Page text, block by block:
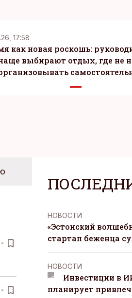
17:58
как новая роскошь:
выбирают отдых, где не
НОВОСТИ
«Эстонский
стартап беженца
НОВОСТИ
Инвестиции в
планирует